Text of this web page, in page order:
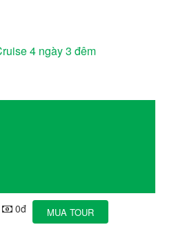
4 ngày 3 đêm
0đ MUA TOUR